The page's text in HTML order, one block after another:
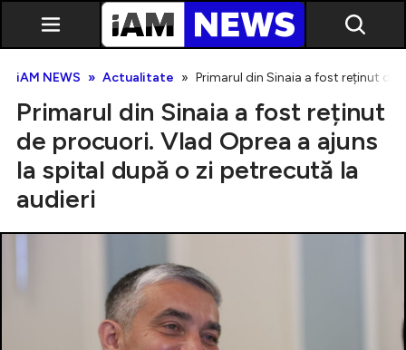
iAM NEWS Actualitate Primarul din Sinaia a fost reținut de
Primarul din Sinaia a fost reținut
de procuori. Vlad Oprea a ajuns
la spital după o zi petrecută la
audieri